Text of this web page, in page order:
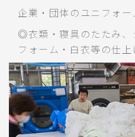
企業・団体のユニフォ
◎衣類・寝具のたたみ、
フォーム・白衣等の仕